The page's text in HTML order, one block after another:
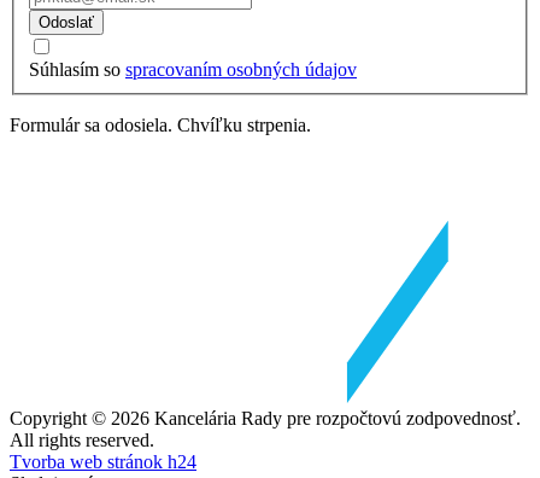
Odoslať
Súhlasím so spracovaním osobných údajov
Formulár sa odosiela. Chvíľku strpenia.
Copyright © 2026 Kancelária Rady pre rozpočtovú zodpovednosť.
All rights reserved.
Tvorba web stránok h24